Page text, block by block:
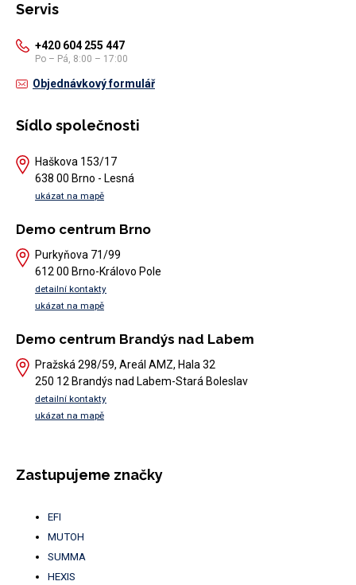
Servis
+420 604 255 447
Po – Pá, 8:00 – 17:00
Objednávkový formulář
Sídlo společnosti
Haškova 153/17
638 00 Brno - Lesná
ukázat na mapě
Demo centrum Brno
Purkyňova 71/99
612 00 Brno-Královo Pole
detailní kontakty
ukázat na mapě
Demo centrum Brandýs nad Labem
Pražská 298/59, Areál AMZ, Hala 32
250 12 Brandýs nad Labem-Stará Boleslav
detailní kontakty
ukázat na mapě
Zastupujeme značky
EFI
MUTOH
SUMMA
HEXIS